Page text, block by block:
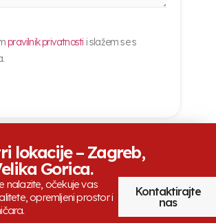
pravilnik privatnosti i slažem se s
lokacije – Zagreb,
Gorica.
nalazite, očekuje vas
opremljeni prostor i
Kontaktirajte
nas